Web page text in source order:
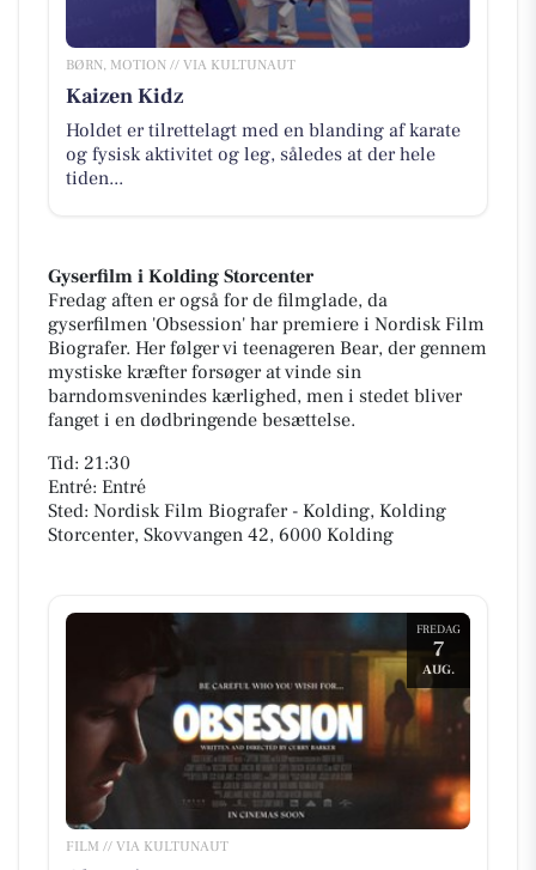
BØRN, MOTION // VIA KULTUNAUT
Kaizen Kidz
Holdet er tilrettelagt med en blanding af karate
og fysisk aktivitet og leg, således at der hele
tiden...
Gyserfilm i Kolding Storcenter
Fredag aften er også for de filmglade, da
gyserfilmen 'Obsession' har premiere i Nordisk Film
Biografer. Her følger vi teenageren Bear, der gennem
mystiske kræfter forsøger at vinde sin
barndomsvenindes kærlighed, men i stedet bliver
fanget i en dødbringende besættelse.
Tid: 21:30
Entré: Entré
Sted: Nordisk Film Biografer - Kolding, Kolding
Storcenter, Skovvangen 42, 6000 Kolding
FREDAG
7
AUG.
FILM // VIA KULTUNAUT